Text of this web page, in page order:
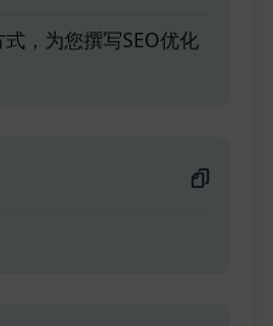
，为您撰写SEO优化